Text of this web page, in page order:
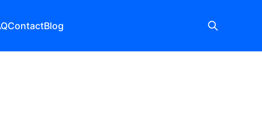
ContactBlog